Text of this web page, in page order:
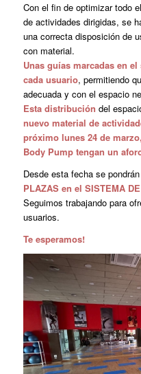
Con el fin de optimizar todo
de actividades dirigidas, se
una correcta disposición de
con material.
Unas guías marcadas en
cada usuario, permitiendo
adecuada y con el espacio
Esta distribución del
nuevo material de
próximo lunes 24 de
Body Pump tengan un
Desde esta fecha se
PLAZAS en el SISTEMA
Seguimos trabajando para
usuarios.
Te esperamos!